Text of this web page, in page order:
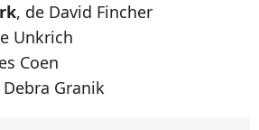
, de David Fincher
Unkrich
Coen
Debra Granik